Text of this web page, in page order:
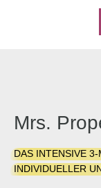
Mrs.
DAS INTENSIVE
INDIVIDUELLER